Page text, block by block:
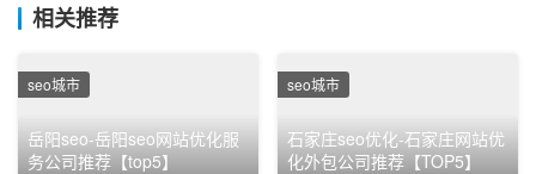
相关推荐
岳阳seo-岳阳seo网站优化服
务公司推荐【top5】
seo城市
石家庄seo优化-石家庄网站优
化外包公司推荐【TOP5】
seo城市